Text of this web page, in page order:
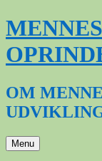
Hop
til
indhold
OM
Menu